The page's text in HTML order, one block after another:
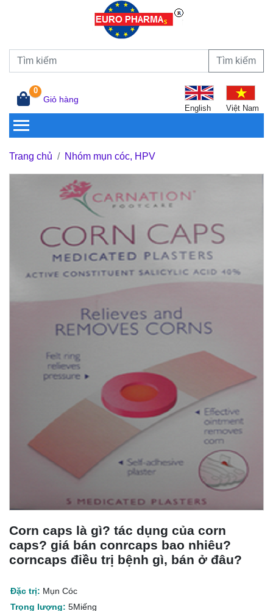
Tìm kiếm
0
Giỏ hàng
English Việt Nam
Trang chủ Nhóm mụn cóc, HPV
Corn caps là gì? tác dụng của corn
caps? giá bán conrcaps bao nhiêu?
corncaps điều trị bệnh gì, bán ở đâu?
Đặc trị: Mụn Cóc
Trọng lượng: 5Miếng